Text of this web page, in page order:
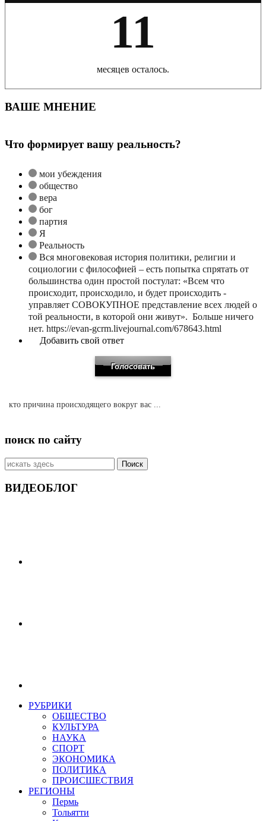
11
месяцев осталось.
ВАШЕ МНЕНИЕ
Что формирует вашу реальность?
мои убеждения
общество
вера
бог
партия
Я
Реальность
Вся многовековая история политики, религии и
социологии с философией – есть попытка спрятать от
большинства один простой постулат: «Всем что
происходит, происходило, и будет происходить -
управляет СОВОКУПНОЕ представление всех людей о
той реальности, в которой они живут». Больше ничего
нет. https://evan-gcrm.livejournal.com/678643.html
Добавить свой ответ
кто причина происходящего вокруг вас ...
поиск по сайту
Искать:
ВИДЕОБЛОГ
РУБРИКИ
ОБЩЕСТВО
КУЛЬТУРА
НАУКА
СПОРТ
ЭКОНОМИКА
ПОЛИТИКА
ПРОИСШЕСТВИЯ
РЕГИОНЫ
Пермь
Тольятти